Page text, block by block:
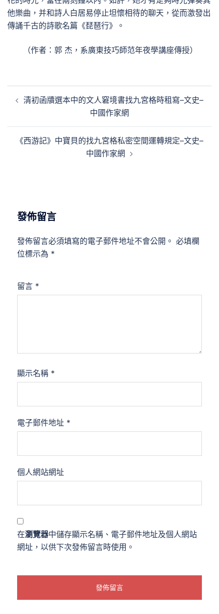
他樂曲，并和詩人白居易停止坦懷相待的聊天，從而激發出
傳誦千古的詩歌名篇《琵琶行》。
（作者：郭 杰，系廣東技巧師范年夜學講座傳授）
章 清初函牘選本中的文人窘境書找九宮格時租寫–文史–
中國作家網
《西游記》中寶貝的找九宮格私密空間運轉規定–文史–
中國作家網
發佈留言
發佈留言必須填寫的電子郵件地址不會公開。 必填欄
位標示為 *
留言 *
顯示名稱 *
電子郵件地址 *
個人網站網址
在瀏覽器中儲存顯示名稱、電子郵件地址及個人網站
網址，以供下次發佈留言時使用。